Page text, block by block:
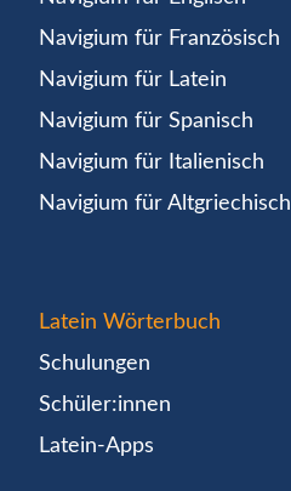
Navigium für Französisch
Navigium für Latein
Navigium für Spanisch
Navigium für Italienisch
Navigium für Altgriechisch
Latein Wörterbuch
Schulungen
Schüler:innen
Latein-Apps